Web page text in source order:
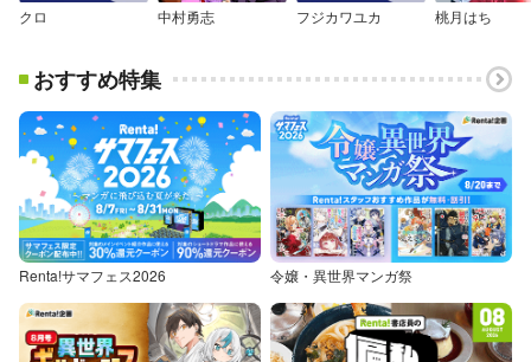
クロ 中村勇志 フジカワユカ 桃月はち
おすすめ特集
Renta!サマフェス2026 令嬢・異世界マンガ祭